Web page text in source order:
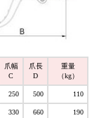
爪幅
C
爪長
D
重量
（kg）
250 500 110
330 660 190